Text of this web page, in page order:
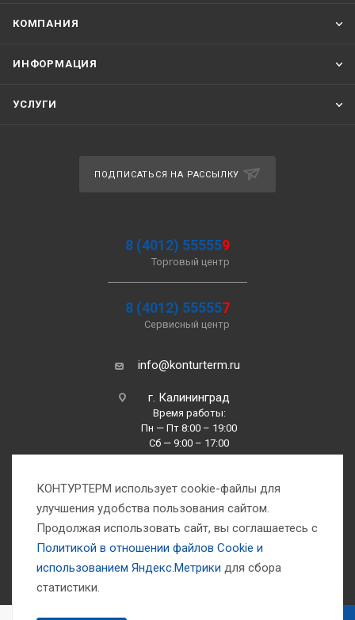
КОМПАНИЯ
ИНФОРМАЦИЯ
УСЛУГИ
ПОДПИСАТЬСЯ НА РАССЫЛКУ
8 (4012) 555559
Торговый центр
8 (4012) 555557
Сервисный центр
info@konturterm.ru
г. Калининград
Время работы:
Пн — Пт 8:00 – 19:00
Сб — 9:00 – 17:00
Вс —10:00 – 16:00
1993-2026 © Компания «Контуртерм» — инженерно-торговый центр
КОНТУРТЕРМ использует cookie-файлы для
улучшения удобства пользования сайтом.
Продолжая использовать сайт, вы соглашаетесь с
Политикой в отношении файлов Сookie и
использованием Яндекс.Метрики для сбора
статистики.